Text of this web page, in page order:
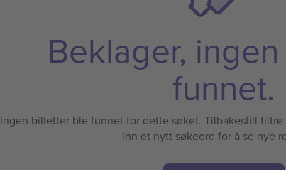
Beklager,
funnet.
Ingen billetter ble funnet for dette søket. Tilbakestill
inn et nytt søkeord for å se nye